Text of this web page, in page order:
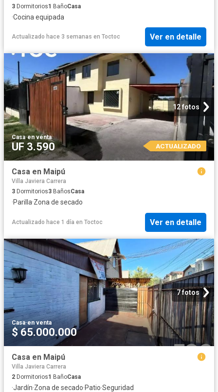
3 Dormitorios1 BañoCasa
·Cocina equipada
Actualizado hace 3 semanas en Toctoc Ver en detalle
12 fotos
Casa·en venta
UF 3.590 ACTUALIZADO
Casa en Maipú
Villa Javiera Carrera
3 Dormitorios3 BañosCasa
·Parilla·Zona de secado
Actualizado hace 1 día en Toctoc Ver en detalle
7 fotos
Casa·en venta
$ 65.000.000
Casa en Maipú
Villa Javiera Carrera
2 Dormitorios1 BañoCasa
·Jardín·Zona de secado·Patio·Seguridad